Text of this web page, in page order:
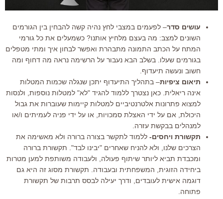
עושים סדר– לפעמים במצבי לחץ נהיה קשה להבחין בין הגורמים
השונים למצב: מה בעצם מלחיץ אותנו? כשמעלים את כל גורמי
המתח על הכתב התמונה מתבהרת ואפשר לבחון איך ומתי מטפלים
בגורמים שעלו. בשלב הבא נעבור על הרשימה נראה מה דחוף ומה
חשוב ונעשה תיעדוף.
תיאום ציפיות– בתהליך התיעדוף יתכן שנגלה שכמות המטלות
אינה ריאלית. כאן נצטרך ללמוד להגיד "לא" למטלות נוספות, ולנסות
למצוא פתרונות אלטרנטיביים למטלות קיימות שעוברות את גבול
היכולת, אם על ידי האצלת סמכויות, או על ידי פניה לעמיתים ו/או
למנהלים בבקשת עזרה.
תקשורת ויחסים- ללמוד לתקשר בצורה ברורה ולא מאשימה את
הצרכים שלנו, ולא להניח שאחרים "יבינו לבד". תקשורת ברורה
ומכבדת תביא ליותר שיתוף פעולה, ולעבודה משותפת למען מטרות
ביחידה הזוגית, המשפחתית ובעבודה. תקשורת מסוג זה היא גם
דוגמה אישית לעובדים, ודרך יעילה לבסס תרבות של תקשורת
פתוחה.